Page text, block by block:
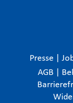
Presse
AGB